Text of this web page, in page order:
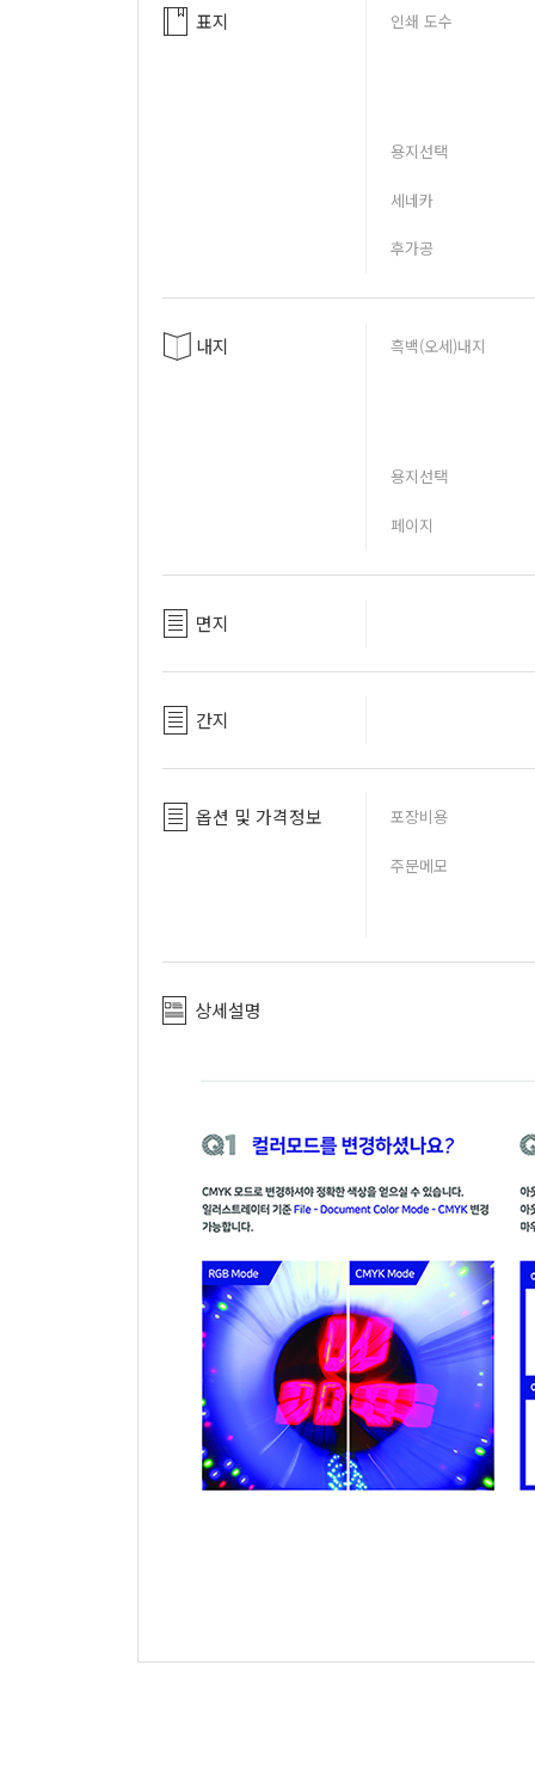
표지 인쇄 도수
용지선택
세네카
후가공
내지 흑백(오세)내지
용지선택
페이지
면지
간지
옵션 및 가격정보 포장비용
주문메모
상세설명